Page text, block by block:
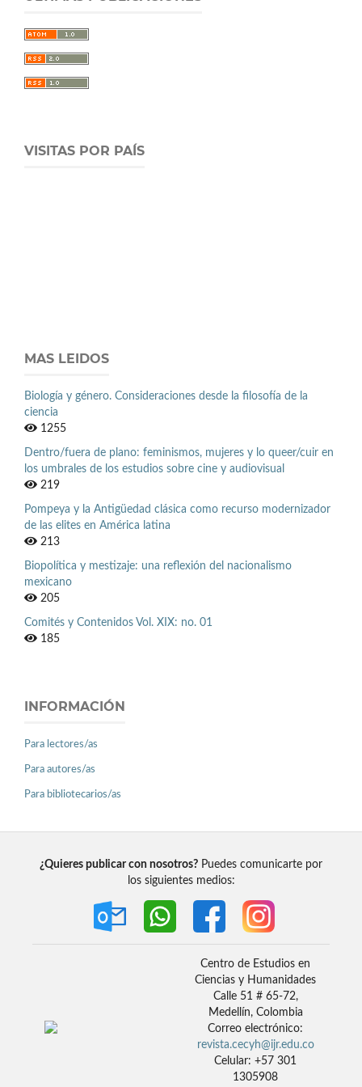
VISITAS POR PAÍS
MAS LEIDOS
Biología y género. Consideraciones desde la filosofía de la
ciencia
1255
Dentro/fuera de plano: feminismos, mujeres y lo queer/cuir en
los umbrales de los estudios sobre cine y audiovisual
219
Pompeya y la Antigüedad clásica como recurso modernizador
de las elites en América latina
213
Biopolítica y mestizaje: una reflexión del nacionalismo
mexicano
205
Comités y Contenidos Vol. XIX: no. 01
185
INFORMACIÓN
Para lectores/as
Para autores/as
Para bibliotecarios/as
¿Quieres publicar con nosotros? Puedes comunicarte por
los siguientes medios:
Centro de Estudios en
Ciencias y Humanidades
Calle 51 # 65-72,
Medellín, Colombia
Correo electrónico:
revista.cecyh@ijr.edu.co
Celular: +57 301
1305908